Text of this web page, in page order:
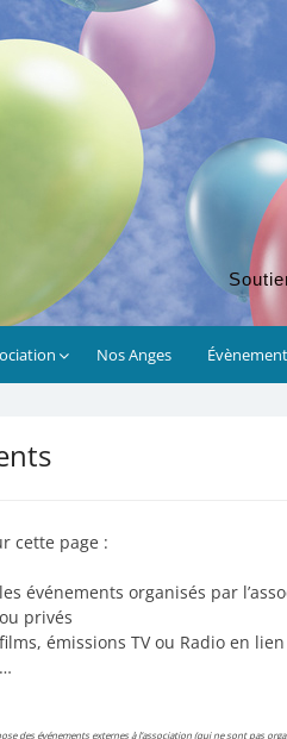
Nos Anges
cette page :
les événements organisés par
ou privés
films, émissions TV ou Radio en
…
des événements externes à l’association (qui ne sont pas